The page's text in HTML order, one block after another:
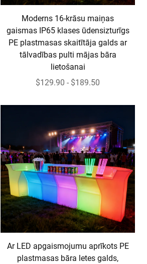
Moderns 16-krāsu maiņas
gaismas IP65 klases ūdensizturīgs
PE plastmasas skaitītāja galds ar
tālvadības pulti mājas bāra
lietošanai
$129.90 - $189.50
Ar LED apgaismojumu aprīkots PE
plastmasas bāra letes galds,